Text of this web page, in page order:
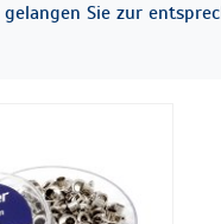
gelangen Sie zur